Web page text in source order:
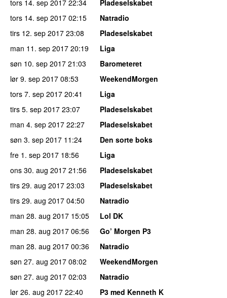
tors 14. sep 2017 22:34
Pladeselskabet
tors 14. sep 2017 02:15
Natradio
tirs 12. sep 2017 23:08
Pladeselskabet
man 11. sep 2017 20:19
Liga
søn 10. sep 2017 21:03
Barometeret
lør 9. sep 2017 08:53
WeekendMorgen
tors 7. sep 2017 20:41
Liga
tirs 5. sep 2017 23:07
Pladeselskabet
man 4. sep 2017 22:27
Pladeselskabet
søn 3. sep 2017 11:24
Den sorte boks
fre 1. sep 2017 18:56
Liga
ons 30. aug 2017 21:56
Pladeselskabet
tirs 29. aug 2017 23:03
Pladeselskabet
tirs 29. aug 2017 04:50
Natradio
man 28. aug 2017 15:05
Lol DK
man 28. aug 2017 06:56
Go’ Morgen P3
man 28. aug 2017 00:36
Natradio
søn 27. aug 2017 08:02
WeekendMorgen
søn 27. aug 2017 02:03
Natradio
lør 26. aug 2017 22:40 P3 med Kenneth K